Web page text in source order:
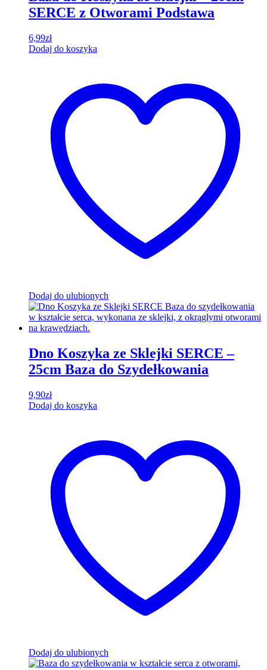
SERCE z Otworami Podstawa
6,99zł
Dodaj do koszyka
Dodaj do ulubionych
Dno Koszyka ze Sklejki SERCE –
25cm Baza do Szydełkowania
9,90zł
Dodaj do koszyka
Dodaj do ulubionych